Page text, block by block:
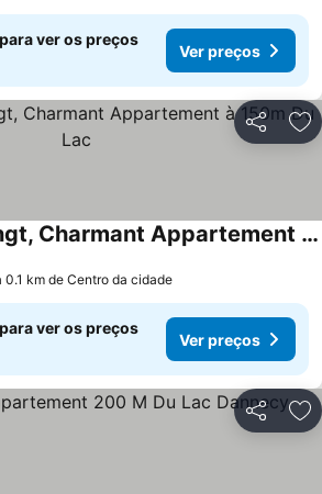
ver os preços
Ver preços
Partilhar
Le Cosy De Duingt, Charmant Appartement à 150m Du Lac
0.1 km de Centro da cidade
ver os preços
Ver preços
Partilhar